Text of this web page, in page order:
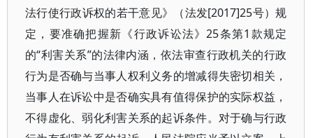
法行使行政诉权的若干意见》（法发[2017]25号）规
定，要准确把握新《行政诉讼法》25条第1款规定
的“利害关系”的法律内涵，依法审查行政机关的行政
行为是否确与当事人权利义务的增减得失密切相关，
当事人在诉讼中是否确实具有值得保护的实际权益，
不得虚化、弱化利害关系的起诉条件。对于确与行政